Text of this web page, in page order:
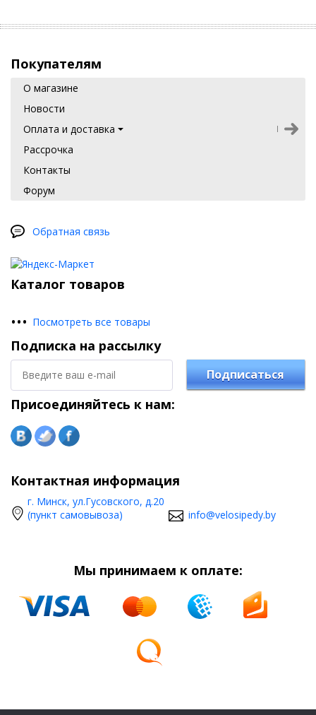
Покупателям
О магазине
Новости
Оплата и доставка
Рассрочка
Контакты
Форум
Обратная связь
Каталог товаров
••• Посмотреть все товары
Подписка на рассылку
Подписаться
Присоединяйтесь к нам:
Контактная информация
г. Минск, ул.Гусовского, д.20
(пункт самовывоза)
info@velosipedy.by
Мы принимаем к оплате: